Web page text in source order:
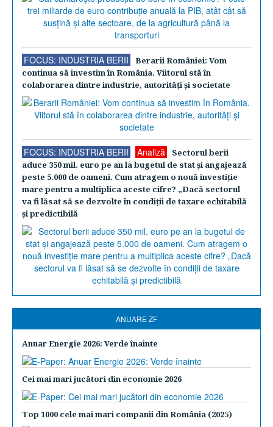
FOCUS: INDUSTRIA BERII
Berarii României: Vom
continua să investim în România. Viitorul stă în
colaborarea dintre industrie, autorităţi şi societate
FOCUS: INDUSTRIA BERII Analiză
Sectorul berii
aduce 350 mil. euro pe an la bugetul de stat şi angajează
peste 5.000 de oameni. Cum atragem o nouă investiţie
mare pentru a multiplica aceste cifre? „Dacă sectorul
va fi lăsat să se dezvolte în condiţii de taxare echitabilă
şi predictibilă
ANUARE ZF
Anuar Energie 2026: Verde înainte
Cei mai mari jucători din economie 2026
Top 1000 cele mai mari companii din România (2025)